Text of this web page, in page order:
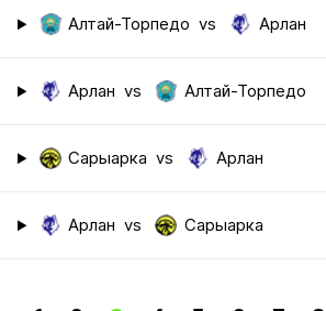
Алтай-Торпедо vs Арлан
Арлан vs Алтай-Торпедо
Сарыарка vs Арлан
Арлан vs Сарыарка